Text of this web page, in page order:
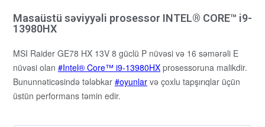
Masaüstü səviyyəli prosessor INTEL® CORE™ i9-
13980HX
MSI Raider GE78 HX 13V 8 güclü P nüvəsi və 16 səmərəli E
nüvəsi olan
Intel® Core™ i9-13980HX prosessoruna malikdir.
Bununnəticəsində tələbkar oyunlar və çoxlu tapşırıqlar üçün
üstün performans təmin edir.